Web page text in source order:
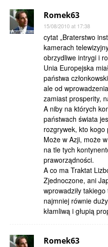
Romek63
15/08/2010 at 17:38
cytat „Braterstwo
kamerach
obrzydliwe intrygi i
Unia Europejska
państwa
ale od
zamiast prosperity,
A niby na których
państwach świata
rozgrywek, kto
Może w Azji, może
na tle tych
praworządności.
A co ma Traktat
Zjednoczone, ani
wprowadziły
najmniej równie
kłamliwą i głupią
Romek63